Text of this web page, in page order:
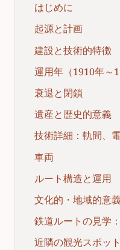
はじめに
起源と計画
建設と技術的特徴
運用年（1910年～
衰退と閉鎖
遺産と歴史的意義
技術詳細：軌間、
車両
ルート構造と運用
文化的・地域的意
鉄道ルートの見学
近隣の観光スポット